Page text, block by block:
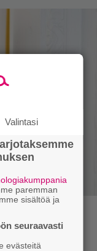
–
sun
Valintasi
paremman
sisältöä ja
seuraavasti
evästeitä